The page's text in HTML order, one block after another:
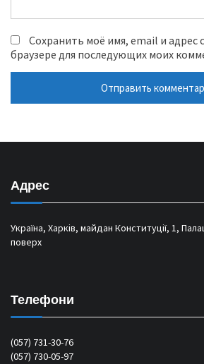
Сохранить моё имя, email и адрес
браузере для последующих моих
Адрес
Україна, Харків, майдан Конституції, 1,
поверх
Телефони
(057) 731-30-76
(057) 730-05-97